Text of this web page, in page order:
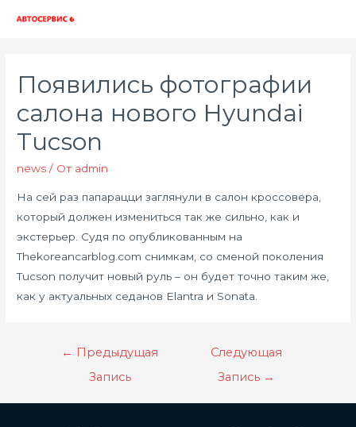
Появились фотографии
салона нового Hyundai
Tucson
news / От admin
На сей раз папарацци заглянули в салон кроссовера,
который должен измениться так же сильно, как и
экстерьер. Судя по опубликованным на
Thekoreancarblog.com снимкам, со сменой поколения
Tucson получит новый руль – он будет точно таким же,
как у актуальных седанов Elantra и Sonata.
Навигация
записям
← Предыдущая
Запись
Следующая
Запись →